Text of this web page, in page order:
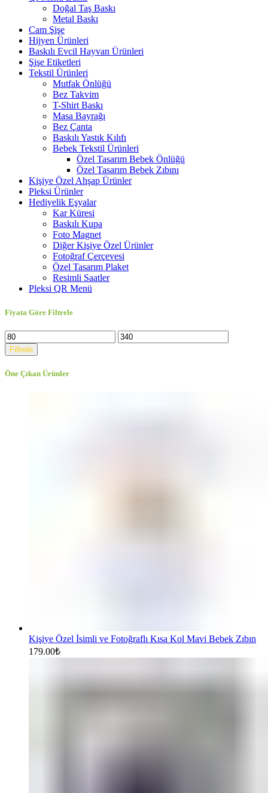
Doğal Taş Baskı
Metal Baskı
Cam Şişe
Hijyen Ürünleri
Baskılı Evcil Hayvan Ürünleri
Şişe Etiketleri
Tekstil Ürünleri
Mutfak Önlüğü
Bez Takvim
T-Shirt Baskı
Masa Bayrağı
Bez Çanta
Baskılı Yastık Kılıfı
Bebek Tekstil Ürünleri
Özel Tasarım Bebek Önlüğü
Özel Tasarım Bebek Zıbını
Kişiye Özel Ahşap Ürünler
Pleksi Ürünler
Hediyelik Eşyalar
Kar Küresi
Baskılı Kupa
Foto Magnet
Diğer Kişiye Özel Ürünler
Fotoğraf Çerçevesi
Özel Tasarım Plaket
Resimli Saatler
Pleksi QR Menü
Fiyata Göre Filtrele
Filtrele
Öne Çıkan Ürünler
Kişiye Özel İsimli ve Fotoğraflı Kısa Kol Mavi Bebek Zıbın
179.00₺